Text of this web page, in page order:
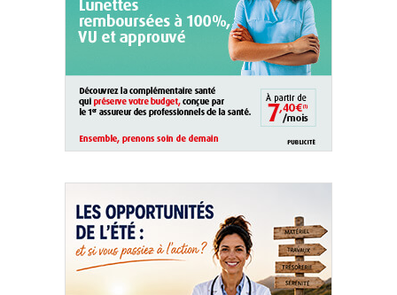
QUI SOMMES-NOUS ?
CONDITIONS GÉNÉRALES